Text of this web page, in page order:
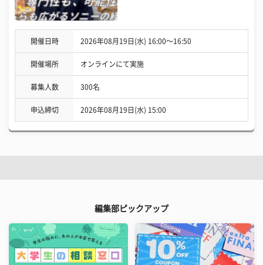
開催日時 2026年08月19日(水) 16:00〜16:50
開催場所 オンラインにて実施
募集人数 300名
申込締切 2026年08月19日(水) 15:00
編集部ピックアップ